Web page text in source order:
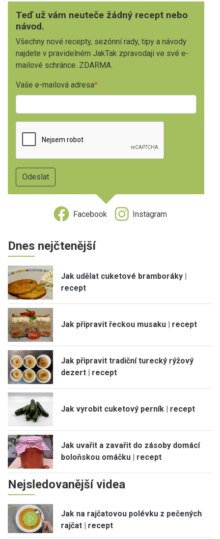
Teď už vám neuteče žádný recept nebo
návod.
Všechny nové recepty, sezónní rady, tipy a návody
najdete v pravidelném JakTak zpravodaji ve své e-
mailové schránce. ZDARMA.
Vaše e-mailová adresa
Facebook Instagram
Dnes nejčtenější
Jak udělat cuketové bramboráky |
recept
Jak připravit řeckou musaku | recept
Jak připravit tradiční turecký rýžový
dezert | recept
Jak vyrobit cuketový perník | recept
Jak uvařit a zavařit do zásoby domácí
boloňskou omáčku | recept
Nejsledovanější videa
Jak na rajčatovou polévku z pečených
rajčat | recept